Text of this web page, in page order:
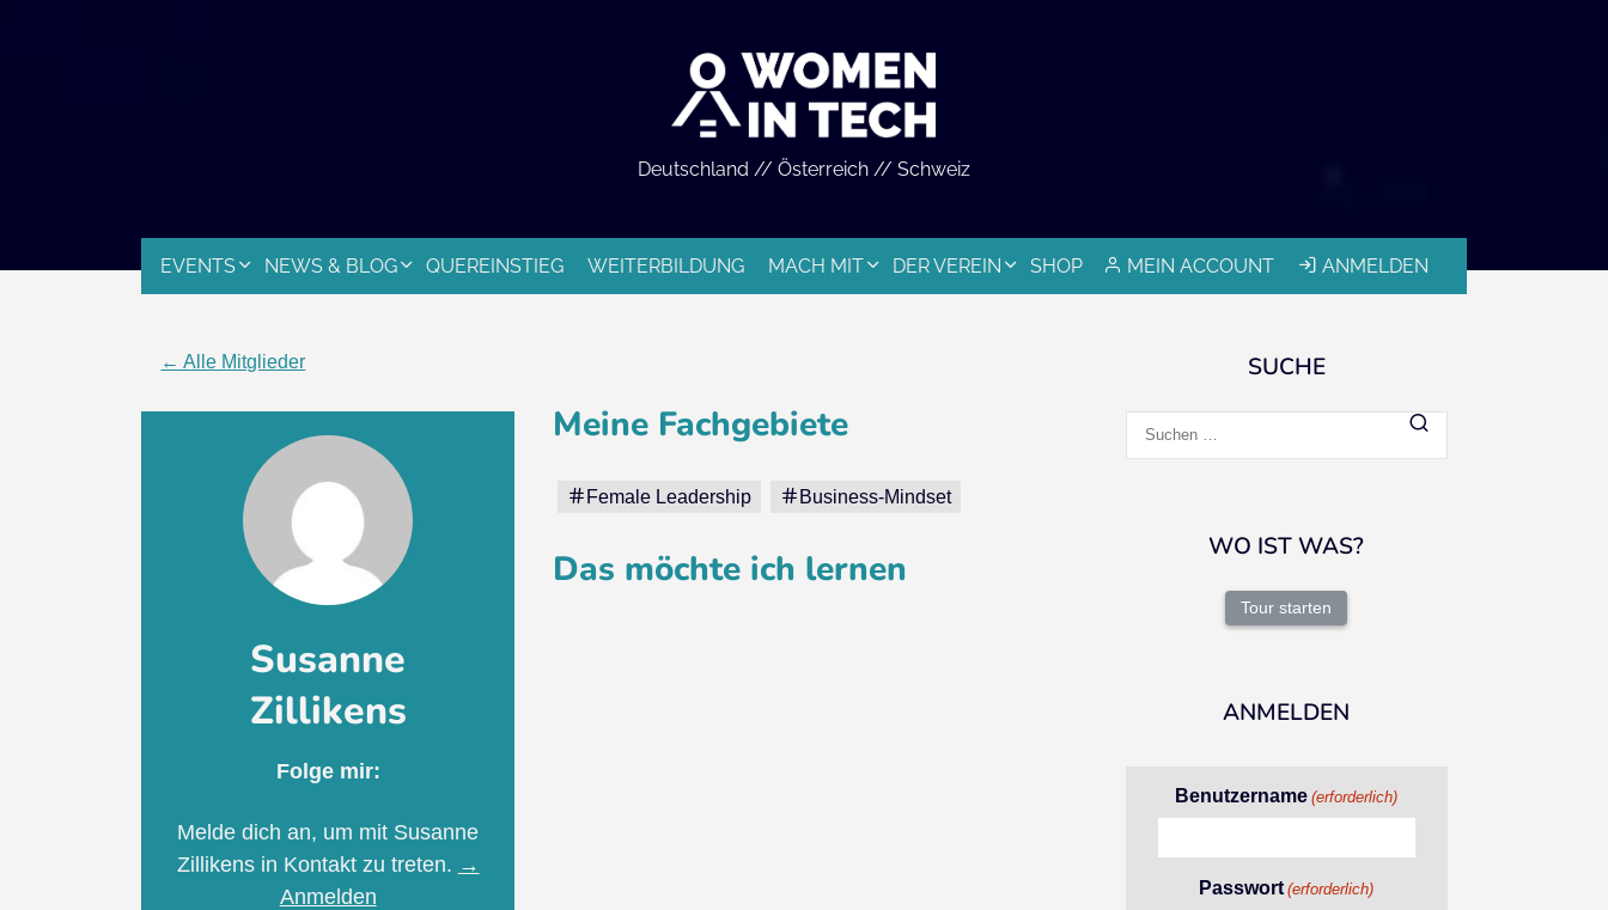
Deutschland // Österreich // Schweiz
MEIN ACCOUNT ANMELDEN
EVENTS NEWS & BLOG QUEREINSTIEG WEITERBILDUNG MACH MIT DER VEREIN SHOP
← Alle Mitglieder
Susanne
Zillikens
Folge mir:
Melde dich an, um mit Susanne
Zillikens in Kontakt zu treten. →
Anmelden
Meine Fachgebiete
Female Leadership Business-Mindset
Das möchte ich lernen
SUCHE
nach:
WO IST WAS?
Tour starten
ANMELDEN
Benutzername (erforderlich)
Passwort (erforderlich)